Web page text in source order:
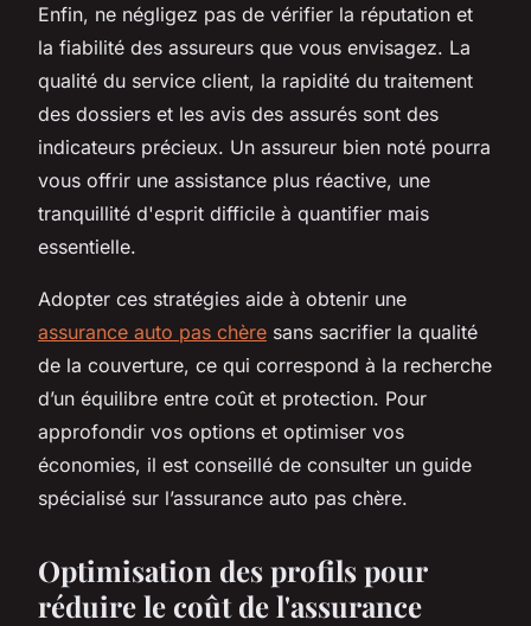
Enfin, ne négligez pas de vérifier la réputation et
la fiabilité des assureurs que vous envisagez. La
qualité du service client, la rapidité du traitement
des dossiers et les avis des assurés sont des
indicateurs précieux. Un assureur bien noté pourra
vous offrir une assistance plus réactive, une
tranquillité d'esprit difficile à quantifier mais
essentielle.
Adopter ces stratégies aide à obtenir une
assurance auto pas chère sans sacrifier la qualité
de la couverture, ce qui correspond à la recherche
d’un équilibre entre coût et protection. Pour
approfondir vos options et optimiser vos
économies, il est conseillé de consulter un guide
spécialisé sur l’assurance auto pas chère.
Optimisation des profils pour
réduire le coût de l'assurance